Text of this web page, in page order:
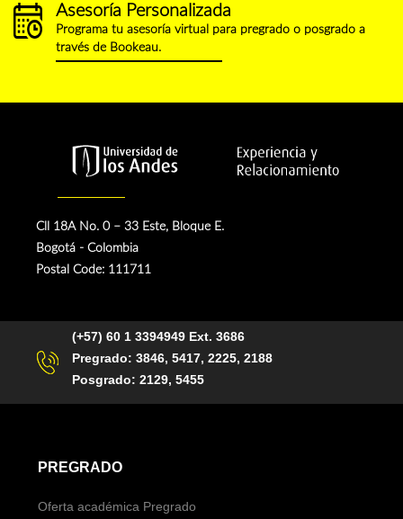
calendario.png
Asesoría Personalizada
Programa tu asesoría virtual para pregrado o posgrado a
través de Bookeau.
Cll 18A No. 0 – 33 Este, Bloque E.
Bogotá - Colombia
Postal Code: 111711
(+57) 60 1 3394949 Ext. 3686
Pregrado: 3846, 5417, 2225, 2188
Posgrado: 2129, 5455
PREGRADO
Oferta académica Pregrado